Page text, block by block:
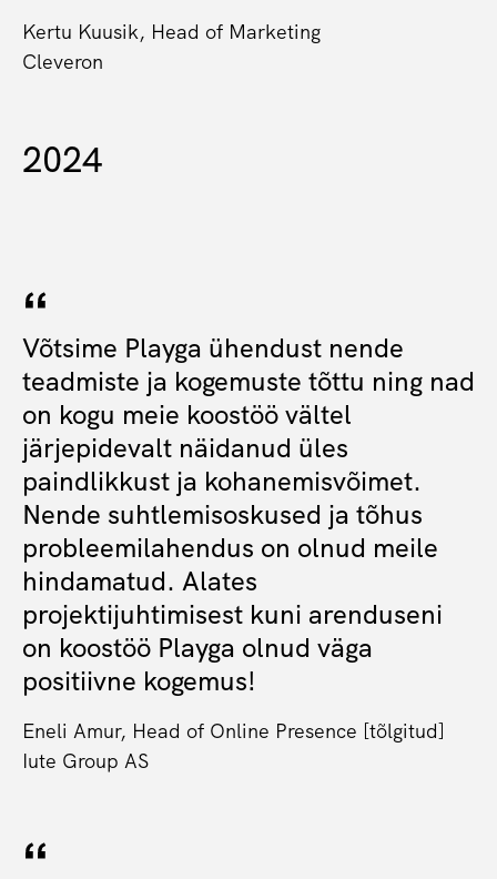
Kertu Kuusik, Head of Marketing
Cleveron
2024
Võtsime Playga ühendust nende
teadmiste ja kogemuste tõttu ning nad
on kogu meie koostöö vältel
järjepidevalt näidanud üles
paindlikkust ja kohanemisvõimet.
Nende suhtlemisoskused ja tõhus
probleemilahendus on olnud meile
hindamatud. Alates
projektijuhtimisest kuni arenduseni
on koostöö Playga olnud väga
positiivne kogemus!
Eneli Amur, Head of Online Presence [tõlgitud]
Iute Group AS